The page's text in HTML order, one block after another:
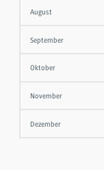
August
September
Oktober
November
Dezember